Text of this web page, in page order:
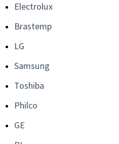
Electrolux
Brastemp
LG
Samsung
Toshiba
Philco
GE